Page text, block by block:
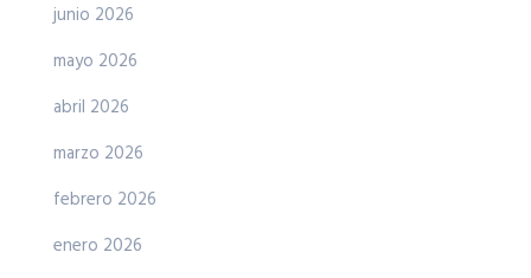
junio 2026
mayo 2026
abril 2026
marzo 2026
febrero 2026
enero 2026